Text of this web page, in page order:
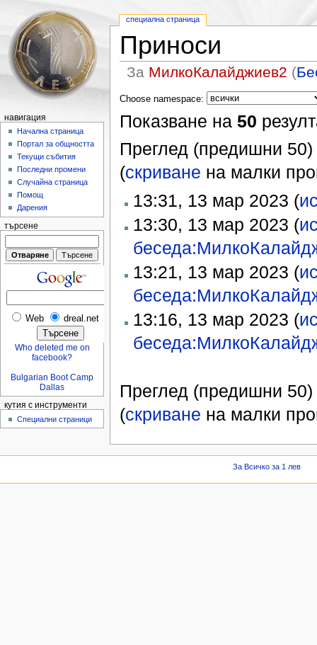
Приноси
За МилкоКалайджиев2 (
Choose namespace:
Показване на 50
Преглед (предишни
(скриване на малки
13:31, 13 мар 2023 (
13:30, 13 мар 2023 (
13:21, 13 мар 2023 (
13:16, 13 мар 2023 (
Преглед (предишни
(скриване на малки
специална страница
навигация
Начална страница
Портал за общността
Текущи събития
Последни промени
Случайна страница
Помощ
Дарения
търсене
Web dreal.net
Who deleted me on
facebook?
Bulgarian Boot Camp
Dallas
кутия с инструменти
Специални страници
За Всичко за 1 лев